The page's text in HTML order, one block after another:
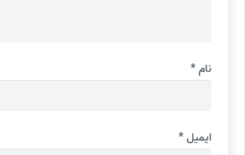
نام*
ایمیل*